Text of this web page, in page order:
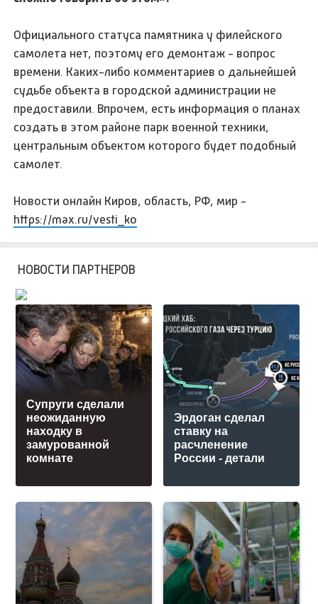
Официального статуса памятника у филейского
самолета нет, поэтому его демонтаж - вопрос
времени. Каких-либо комментариев о дальнейшей
судьбе объекта в городской администрации не
предоставили. Впрочем, есть информация о планах
создать в этом районе парк военной техники,
центральным объектом которого будет подобный
самолет.
Новости онлайн Киров, область, РФ, мир -
https://max.ru/vesti_ko
НОВОСТИ ПАРТНЕРОВ
Супруги сделали
неожиданную
находку в
замурованной
комнате
Эрдоган сделал
ставку на
расчленение
России - детали